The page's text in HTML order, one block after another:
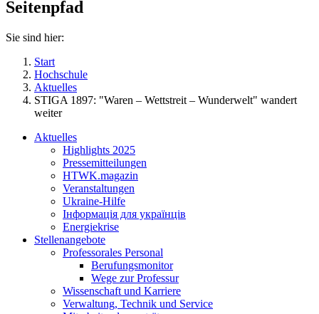
Seitenpfad
Sie sind hier:
Start
Hochschule
Aktuelles
STIGA 1897: "Waren – Wettstreit – Wunderwelt" wandert
weiter
Aktuelles
Highlights 2025
Pressemitteilungen
HTWK.magazin
Veranstaltungen
Ukraine-Hilfe
Інформація для українців
Energiekrise
Stellenangebote
Professorales Personal
Berufungsmonitor
Wege zur Professur
Wissenschaft und Karriere
Verwaltung, Technik und Service